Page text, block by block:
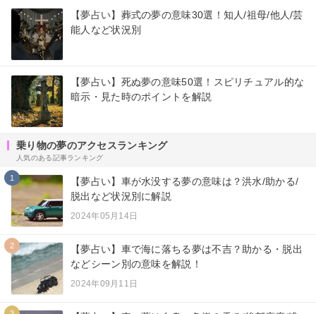
【夢占い】葬式の夢の意味30選！知人/祖母/他人/芸
能人など状況別
【夢占い】死ぬ夢の意味50選！スピリチュアル的な
暗示・見た時のポイントを解説
乗り物の夢のアクセスランキング
人気のある記事ランキング
1
【夢占い】車が水没する夢の意味は？洪水/助かる/
脱出など状況別に解説
2024年05月14日
2
【夢占い】車で海に落ちる夢は不吉？助かる・脱出
などシーン別の意味を解説！
2024年09月11日